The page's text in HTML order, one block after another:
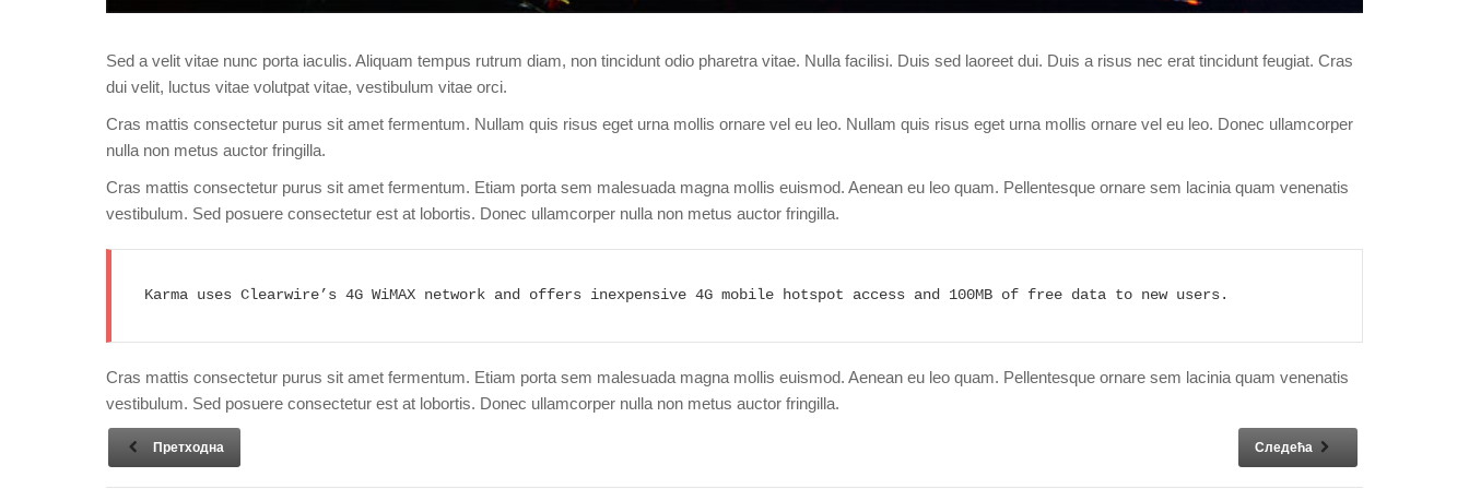
Sed a velit vitae nunc porta iaculis. Aliquam tempus rutrum diam, non tincidunt odio pharetra vitae. Nulla facilisi. Duis sed laoreet dui. Duis a risus nec erat tincidunt feugiat. Cras
dui velit, luctus vitae volutpat vitae, vestibulum vitae orci.
Cras mattis consectetur purus sit amet fermentum. Nullam quis risus eget urna mollis ornare vel eu leo. Nullam quis risus eget urna mollis ornare vel eu leo. Donec ullamcorper
nulla non metus auctor fringilla.
Cras mattis consectetur purus sit amet fermentum. Etiam porta sem malesuada magna mollis euismod. Aenean eu leo quam. Pellentesque ornare sem lacinia quam venenatis
vestibulum. Sed posuere consectetur est at lobortis. Donec ullamcorper nulla non metus auctor fringilla.
Karma uses Clearwire’s 4G WiMAX network and offers inexpensive 4G mobile hotspot access and 100MB of free data to new users.
Cras mattis consectetur purus sit amet fermentum. Etiam porta sem malesuada magna mollis euismod. Aenean eu leo quam. Pellentesque ornare sem lacinia quam venenatis
vestibulum. Sed posuere consectetur est at lobortis. Donec ullamcorper nulla non metus auctor fringilla.
Претходна Следећа